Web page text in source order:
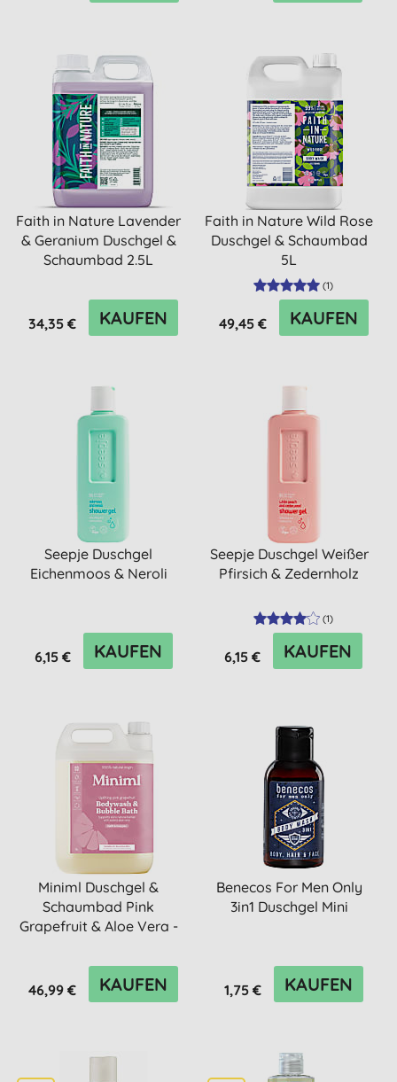
Faith in Nature Lavender
& Geranium Duschgel &
Schaumbad 2.5L
34,35 € KAUFEN
Faith in Nature Wild Rose
Duschgel & Schaumbad
5L
(1)
49,45 € KAUFEN
Seepje Duschgel
Eichenmoos & Neroli
6,15 € KAUFEN
Seepje Duschgel Weißer
Pfirsich & Zedernholz
(1)
6,15 € KAUFEN
Miniml Duschgel &
Schaumbad Pink
Grapefruit & Aloe Vera -
46,99 € KAUFEN
Benecos For Men Only
3in1 Duschgel Mini
1,75 € KAUFEN